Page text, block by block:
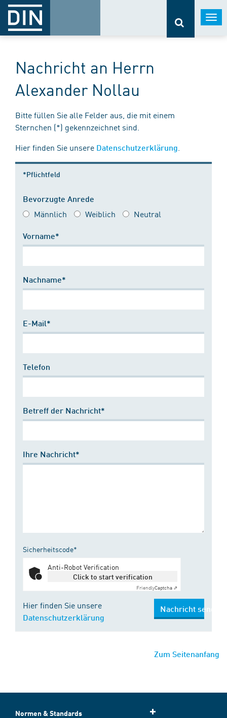
Nachricht an Herrn
Alexander Nollau
Bitte füllen Sie alle Felder aus, die mit einem
Sternchen (*) gekennzeichnet sind.
Hier finden Sie unsere Datenschutzerklärung
*Pflichtfeld
Bevorzugte Anrede
Männlich Weiblich Neutral
Vorname*
Nachname*
E-Mail*
Telefon
Betreff der Nachricht*
Ihre Nachricht*
Sicherheitscode*
Anti-Robot Verification
Click to start verification
FriendlyCaptcha ⇗
Hier finden Sie unsere
Datenschutzerklärung
Nachricht senden
Zum Seitenanfang
Normen & Standards